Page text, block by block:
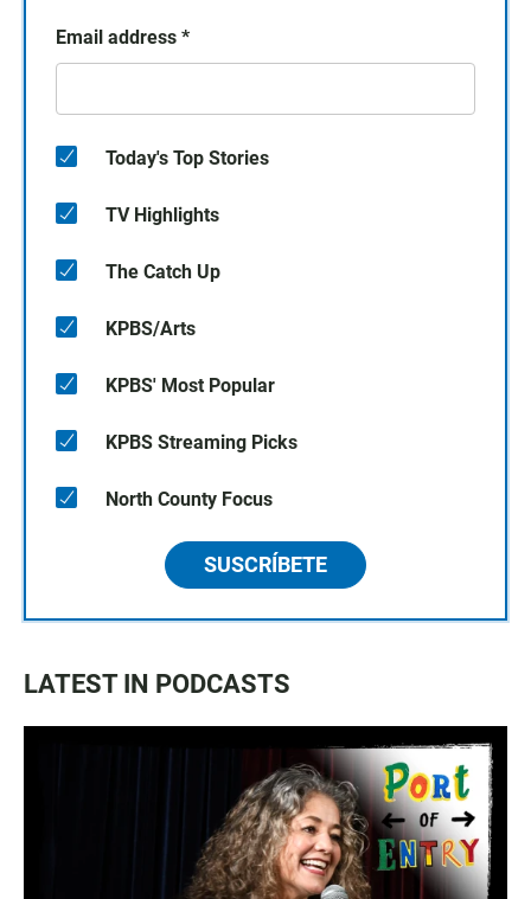
Email address *
Today's Top Stories
TV Highlights
The Catch Up
KPBS/Arts
KPBS' Most Popular
KPBS Streaming Picks
North County Focus
SUSCRÍBETE
LATEST IN PODCASTS